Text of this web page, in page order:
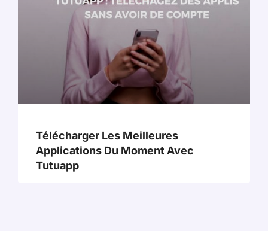
Télécharger Les Meilleures
Applications Du Moment Avec
Tutuapp